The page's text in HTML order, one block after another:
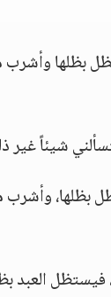
بظلها
شيئاً غير
بظلها،
فيستظل العبد